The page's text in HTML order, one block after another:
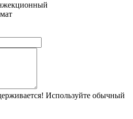
Используйте обычный